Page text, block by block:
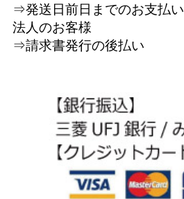
⇒発送日前日までのお支払い
法人のお客様
⇒請求書発行の後払い